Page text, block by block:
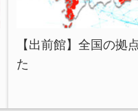
【出前館】全国の拠
た